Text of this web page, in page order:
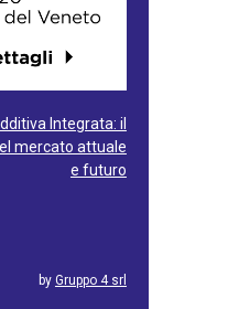
Integrata: il
mercato attuale
e futuro
by Gruppo 4 srl